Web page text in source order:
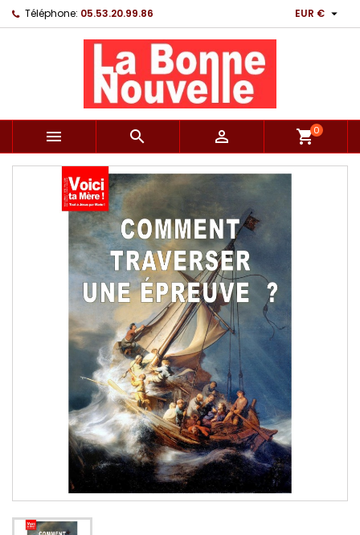
Téléphone: 05.53.20.99.86 EUR € 
   shopping_cart0